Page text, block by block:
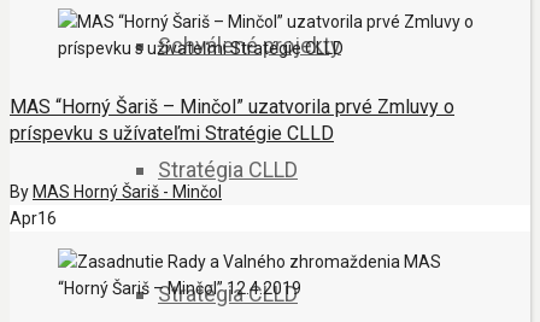
Schválené projekty
Stratégia CLLD
Stratégia CLLD
MAS “Horný Šariš – Minčol” uzatvorila prvé Zmluvy o
príspevku s užívateľmi Stratégie CLLD
By MAS Horný Šariš - Minčol
Apr16